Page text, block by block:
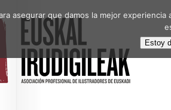
asegurar que damos la mejor
Estoy